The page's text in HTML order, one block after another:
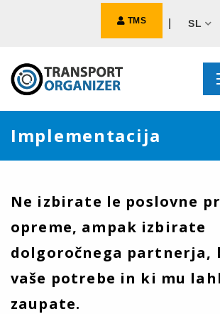
TMS SL
Implementacija
Ne izbirate le poslovne
opreme, ampak izbirate
dolgoročnega partnerja,
vaše potrebe in ki mu
zaupate.